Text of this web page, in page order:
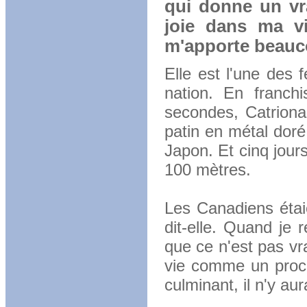
qui donne un
joie dans ma
m'apporte
Elle est l'une des
nation. En
secondes,
patin en métal
Japon. Et cinq
100 mètres.
Les Canadiens
dit-elle. Quand je
que ce n'est pas
vie comme un
culminant, il n'y